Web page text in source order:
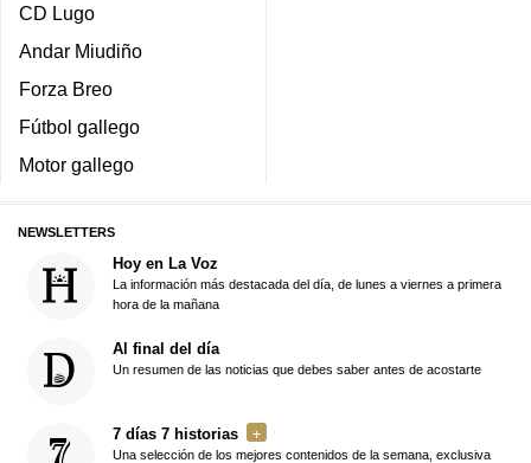
CD Lugo
Andar Miudiño
Forza Breo
Fútbol gallego
Motor gallego
NEWSLETTERS
Hoy en La Voz
La información más destacada del día, de lunes a viernes a primera
hora de la mañana
Al final del día
Un resumen de las noticias que debes saber antes de acostarte
7 días 7 historias
Una selección de los mejores contenidos de la semana, exclusiva